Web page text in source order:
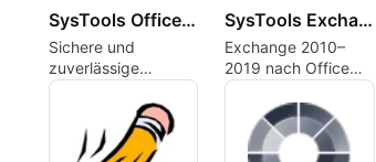
SysTools Office 365 Migration Tool
Sichere und
zuverlässige
Microsoft 365
Postfachmigration
Lösung
SysTools Exchange to Office 365 Migration Tool
Exchange 2010–
2019 nach Office
365 mit Delta- und
Batch-
Unterstützung
migrieren